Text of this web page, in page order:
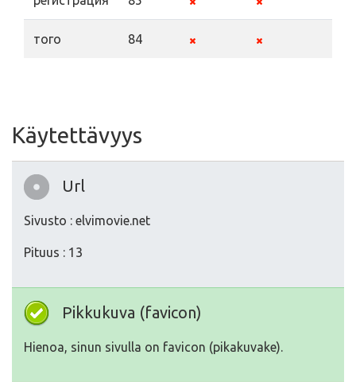
того 84
Käytettävyys
Url
Sivusto : elvimovie.net
Pituus : 13
Pikkukuva (favicon)
Hienoa, sinun sivulla on favicon (pikakuvake).